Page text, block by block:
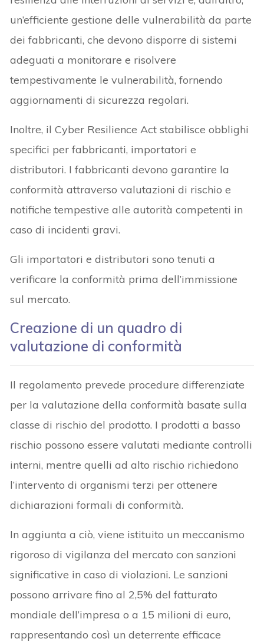
un’efficiente gestione delle vulnerabilità da parte
dei fabbricanti, che devono disporre di sistemi
adeguati a monitorare e risolvere
tempestivamente le vulnerabilità, fornendo
aggiornamenti di sicurezza regolari.
Inoltre, il Cyber Resilience Act stabilisce obblighi
specifici per fabbricanti, importatori e
distributori. I fabbricanti devono garantire la
conformità attraverso valutazioni di rischio e
notifiche tempestive alle autorità competenti in
caso di incidenti gravi.
Gli importatori e distributori sono tenuti a
verificare la conformità prima dell’immissione
sul mercato.
Creazione di un quadro di
valutazione di conformità
Il regolamento prevede procedure differenziate
per la valutazione della conformità basate sulla
classe di rischio del prodotto. I prodotti a basso
rischio possono essere valutati mediante controlli
interni, mentre quelli ad alto rischio richiedono
l’intervento di organismi terzi per ottenere
dichiarazioni formali di conformità.
In aggiunta a ciò, viene istituito un meccanismo
rigoroso di vigilanza del mercato con sanzioni
significative in caso di violazioni. Le sanzioni
possono arrivare fino al 2,5% del fatturato
mondiale dell’impresa o a 15 milioni di euro,
rappresentando così un deterrente efficace